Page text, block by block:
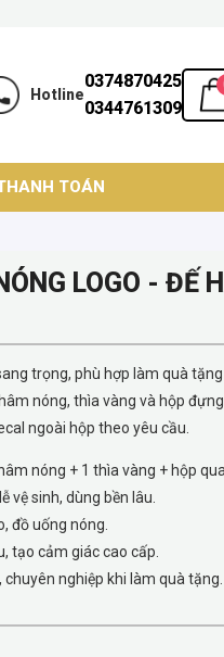
Hotline
0374870425
0344761309
TOÁN
LOGO - ĐẾ
trọng, phù hợp làm quà
nóng, thìa vàng và hộp
ngoài hộp theo yêu cầu.
nóng + 1 thìa vàng + hộp
vệ sinh, dùng bền lâu.
đồ uống nóng.
tạo cảm giác cao cấp.
chuyên nghiệp khi làm quà tặng.